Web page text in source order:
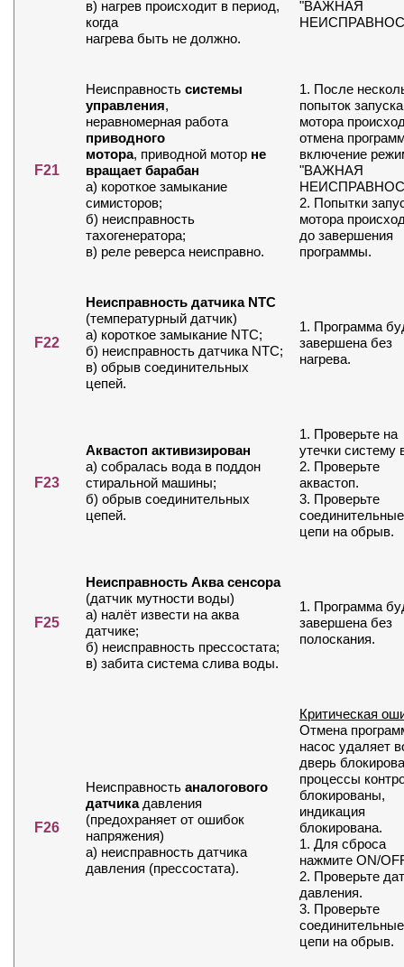
в) нагрев происходит в период,
когда
нагрева быть не должно.
"ВАЖНАЯ
F21
Неисправность системы
управления,
неравномерная работа
приводного
мотора, приводной мотор не
вращает барабан
а) короткое замыкание
симисторов;
б) неисправность
тахогенератора;
в) реле реверса неисправно.
1. После
попыток запуска
мотора
отмена
включение
"ВАЖНАЯ
2. Попытки
мотора
до завершения
программы.
F22
Неисправность датчика NTC
(температурный датчик)
а) короткое замыкание NTC;
б) неисправность датчика NTC;
в) обрыв соединительных
цепей.
1. Программа
завершена без
нагрева.
F23
Аквастоп активизирован
а) собралась вода в поддон
стиральной машины;
б) обрыв соединительных
цепей.
1. Проверьте на
утечки систему
2. Проверьте
аквастоп.
3. Проверьте
соединительные
цепи на обрыв.
F25
Неисправность Аква сенсора
(датчик мутности воды)
а) налёт извести на аква
датчике;
б) неисправность прессостата;
в) забита система слива воды.
1. Программа
завершена без
полоскания.
F26
Неисправность аналогового
датчикадавления
(предохраняет от ошибок
напряжения)
а) неисправность датчика
давления (прессостата).
Критическая
Отмена
насос удаляет
дверь
процессы
блокированы,
индикация
блокирована.
1. Для сброса
нажмите ON/
2. Проверьте
давления.
3. Проверьте
соединительные
цепи на обрыв.